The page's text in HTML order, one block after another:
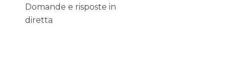
Domande e risposte in
diretta